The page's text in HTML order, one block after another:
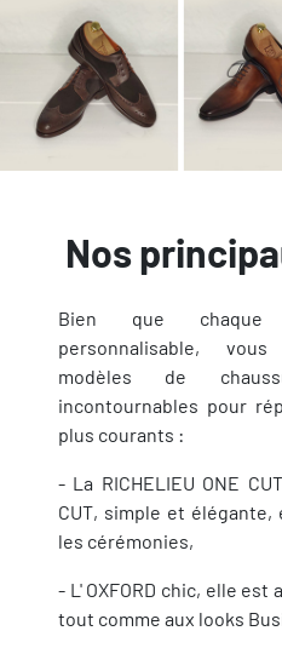
Nos
Bien que chaque
personnalisable,
modèles de
incontournables pour
plus courants :
- La RICHELIEU ONE
CUT, simple et
les cérémonies,
- L' OXFORD chic, elle
tout comme aux looks